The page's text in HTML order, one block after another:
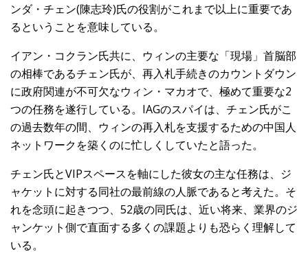
ンダ・チェン(陳志玲)氏の役割がこれまで以上に重要であ
るということを意味している。
イアン・コクラン氏共に、ウィンの主要な「現場」首脳部
の相棒であるチェン氏が、再入札手続きのカウントダウン
に政府関連が不可欠なウィン・マカオで、極めて重要な2
つの任務を遂行している。IAGのスパイは、チェン氏がこ
の過去数年の間、ウィンの再入札を支援するための中国人
ネットワークを築くのに忙しくしていたと語った。
チェン氏とVIPスペースを軸にした彼女の主な任務は、ジ
ャケットに対する同社の最前線の人脈であると考えた。そ
れを念頭に起きつつ、52歳の同氏は、近い将来、業界のジ
ャンケット側で直面する多くの課題よりも恐らく理解して
いる。